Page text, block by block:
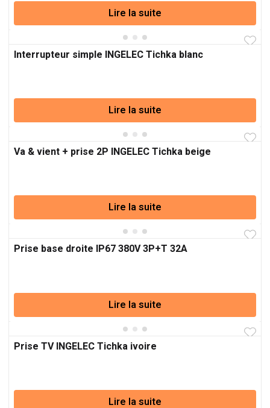
Lire la suite
Interrupteur simple INGELEC Tichka blanc
Lire la suite
Va & vient + prise 2P INGELEC Tichka beige
Lire la suite
Prise base droite IP67 380V 3P+T 32A
Lire la suite
Prise TV INGELEC Tichka ivoire
Lire la suite